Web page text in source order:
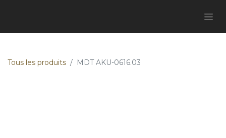
Tous les produits MDT AKU-0616.03